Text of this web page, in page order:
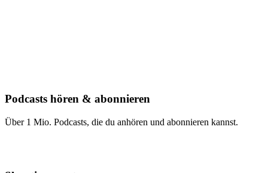
Podcasts hören & abonnieren
Über 1 Mio. Podcasts, die du anhören und abonnieren kannst.